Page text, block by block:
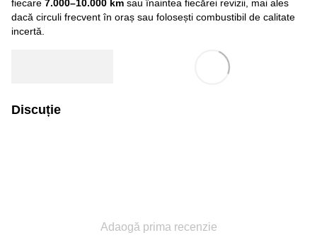
fiecare 7.000–10.000 km sau înaintea fiecărei revizii, mai ales
dacă circuli frecvent în oraș sau folosești combustibil de calitate
incertă.
Discuție
Adaogă prima recenzie